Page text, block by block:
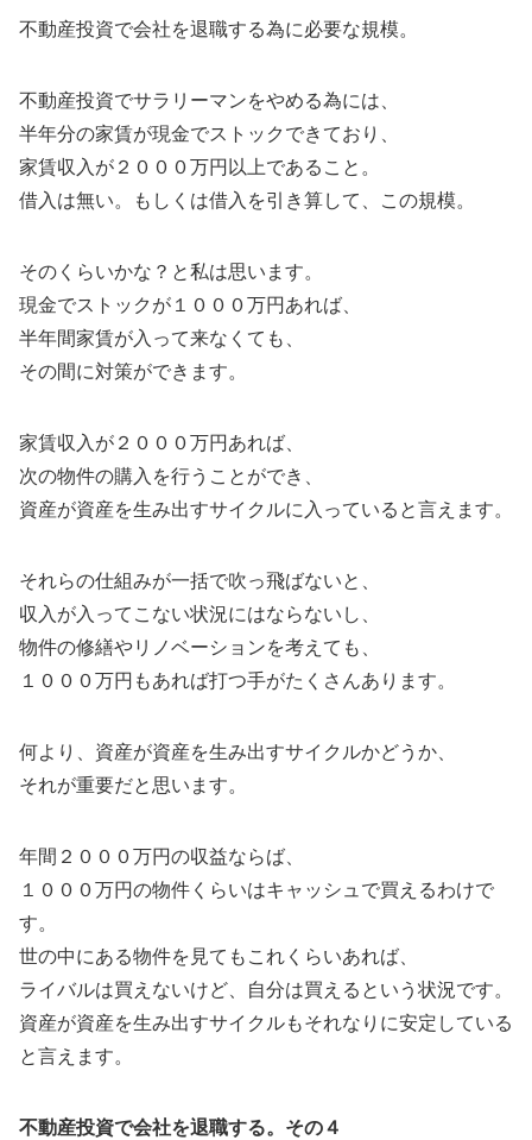
不動産投資で会社を退職する為に必要な規模。
不動産投資でサラリーマンをやめる為には、
半年分の家賃が現金でストックできており、
家賃収入が２０００万円以上であること。
借入は無い。もしくは借入を引き算して、この規模。
そのくらいかな？と私は思います。
現金でストックが１０００万円あれば、
半年間家賃が入って来なくても、
その間に対策ができます。
家賃収入が２０００万円あれば、
次の物件の購入を行うことができ、
資産が資産を生み出すサイクルに入っていると言えます。
それらの仕組みが一括で吹っ飛ばないと、
収入が入ってこない状況にはならないし、
物件の修繕やリノベーションを考えても、
１０００万円もあれば打つ手がたくさんあります。
何より、資産が資産を生み出すサイクルかどうか、
それが重要だと思います。
年間２０００万円の収益ならば、
１０００万円の物件くらいはキャッシュで買えるわけで
す。
世の中にある物件を見てもこれくらいあれば、
ライバルは買えないけど、自分は買えるという状況です。
資産が資産を生み出すサイクルもそれなりに安定している
と言えます。
不動産投資で会社を退職する。その４